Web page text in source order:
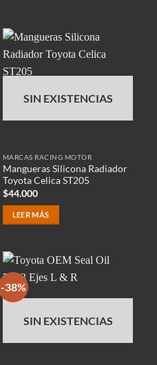
SIN EXISTENCIAS
MARCAS RACING MOTOR
Mangueras Silicona Radiador
Toyota Celica ST205
$44.000
LEER MÁS
-38%
SIN EXISTENCIAS